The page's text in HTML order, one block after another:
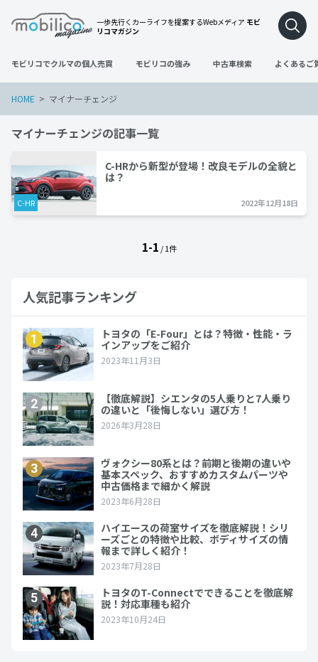
一歩先行くカーライフを提案するWebメディア モビ
リコマガジン
モビリコでクルマの個人売買 モビリコの強み 中古車検索 よくあるご
HOME マイナーチェンジ
マイナーチェンジの記事一覧
C-HR
C-HRから新型が登場！改良モデルの全貌と
は？
2022年12月18日
1-1 / 1件
人気記事ランキング